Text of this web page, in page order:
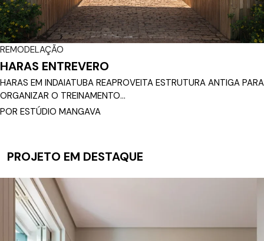
REMODELAÇÃO
HARAS ENTREVERO
HARAS EM INDAIATUBA REAPROVEITA ESTRUTURA ANTIGA PARA
ORGANIZAR O TREINAMENTO...
POR ESTÚDIO MANGAVA
PROJETO EM DESTAQUE